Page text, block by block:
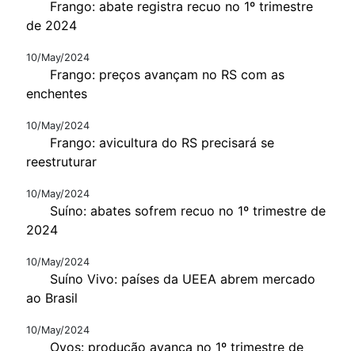
Frango: abate registra recuo no 1º trimestre
de 2024
10/May/2024
Frango: preços avançam no RS com as
enchentes
10/May/2024
Frango: avicultura do RS precisará se
reestruturar
10/May/2024
Suíno: abates sofrem recuo no 1º trimestre de
2024
10/May/2024
Suíno Vivo: países da UEEA abrem mercado
ao Brasil
10/May/2024
Ovos: produção avança no 1º trimestre de